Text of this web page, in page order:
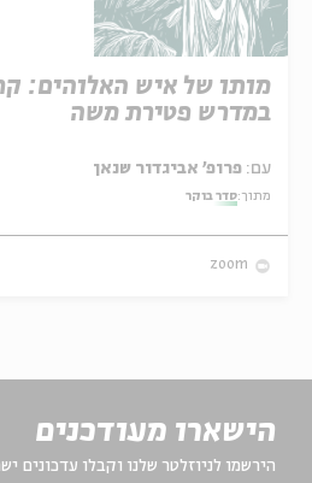
מותו של איש האלוהים:
במדרש פטירת משה
עם:
מתוך:סדר בוקר
zoom
הישארו מעודכנים
הירשמו לניוזלטר שלנו וקבלו עדכונים